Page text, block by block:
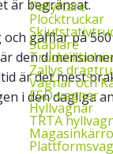
Pallyftare
Plocktruckar
Staplare
Zallys
Vagnar och
ESD‑vagnar
Hyllvagnar
TRTA
är begränsat.
gafflar på
den
är det mest
i den dagliga